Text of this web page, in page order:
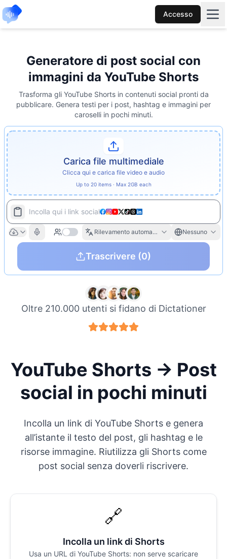
Accesso
Generatore di post social con
immagini da YouTube Shorts
Trasforma gli YouTube Shorts in contenuti social pronti da
pubblicare. Genera testi per i post, hashtag e immagini per
caroselli in pochi minuti.
Carica file multimediale
Clicca qui e carica file video e audio
Up to 20 items · Max 2GB each
Incolla qui i link social
Rilevamento automatico Nessuno
Trascrivere (0)
Oltre 210.000 utenti si fidano di Dictationer
YouTube Shorts → Post
social in pochi minuti
Incolla un link di YouTube Shorts e genera
all’istante il testo del post, gli hashtag e le
risorse immagine. Riutilizza gli Shorts come
post social senza doverli riscrivere.
🔗
Incolla un link di Shorts
Usa un URL di YouTube Shorts: non serve scaricare